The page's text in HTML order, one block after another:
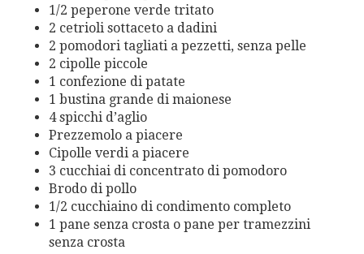
1/2 peperone verde tritato
2 cetrioli sottaceto a dadini
2 pomodori tagliati a pezzetti, senza pelle
2 cipolle piccole
1 confezione di patate
1 bustina grande di maionese
4 spicchi d’aglio
Prezzemolo a piacere
Cipolle verdi a piacere
3 cucchiai di concentrato di pomodoro
Brodo di pollo
1/2 cucchiaino di condimento completo
1 pane senza crosta o pane per tramezzini
senza crosta